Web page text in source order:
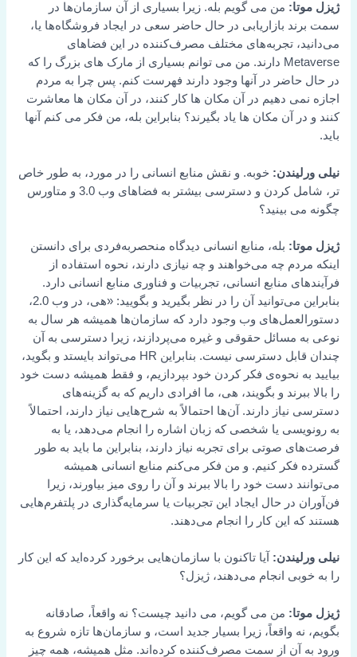
ژیزل موتا: من می گویم بله. زیرا بسیاری از آن سازمان‌ها در
سمت برند بازاریابی در حال حاضر سعی در ایجاد فروشگاه‌ها یا،
می‌دانید، تجربه‌های مختلف مصرف‌کننده در این فضاهای
Metaverse دارند. من می توانم بسیاری از مارک های بزرگ را که
در حال حاضر در آنها وجود دارند فهرست کنم. پس چرا به مردم
اجازه نمی دهیم در آن مکان ها کار کنند، در آن مکان ها معاشرت
کنند و در آن مکان ها یاد بگیرند؟ بنابراین بله، من فکر می کنم آنها
باید.
نیلی ورلیندن: خوبه. و نقش منابع انسانی را در مورد، به طور خاص
تر، شامل کردن و دسترسی بیشتر به فضاهای وب 3.0 و متاورس
چگونه می بینید؟
ژیزل موتا: بله، منابع انسانی دیدگاه منحصربه‌فردی برای دانستن
اینکه مردم چه می‌خواهند و چه نیازی دارند، نحوه استفاده از
فرآیندهای منابع انسانی، تجربیات و فناوری منابع انسانی دارد.
بنابراین می‌توانید آن را در نظر بگیرید و بگویید: «هی، در وب 2.0،
دستورالعمل‌های وب وجود دارد که سازمان‌ها همیشه هر سال به
نوعی به مسائل حقوقی و غیره می‌پردازند، زیرا دسترسی به آن
چندان قابل دسترسی نیست. بنابراین HR می‌تواند بایستد و بگوید،
بیایید به نحوه‌ی فکر کردن خود بپردازیم، و فقط همیشه دست خود
را بالا ببرند و بگویند، هی، ما افرادی داریم که به گزینه‌های
دسترسی نیاز دارند. آن‌ها احتمالاً به شرح‌هایی نیاز دارند، احتمالاً
به رونویسی یا شخصی که زبان اشاره را انجام می‌دهد، یا به
فرصت‌های صوتی برای تجربه نیاز دارند، بنابراین ما باید به طور
گسترده فکر کنیم. و من فکر می‌کنم منابع انسانی همیشه
می‌توانند دست خود را بالا ببرند و آن را روی میز بیاورند، زیرا
فن‌آوران در حال ایجاد این تجربیات یا سرمایه‌گذاری در پلتفرم‌هایی
هستند که این کار را انجام می‌دهند.
نیلی ورلیندن: آیا تاکنون با سازمان‌هایی برخورد کرده‌اید که این کار
را به خوبی انجام می‌دهند، ژیزل؟
ژیزل موتا: من می گویم، می دانید چیست؟ نه واقعاً، صادقانه
بگویم، نه واقعاً، زیرا بسیار جدید است، و سازمان‌ها تازه شروع به
ورود به آن از سمت مصرف‌کننده کرده‌اند. مثل همیشه، همه چیز